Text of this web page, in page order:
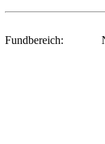
Fundbereich: